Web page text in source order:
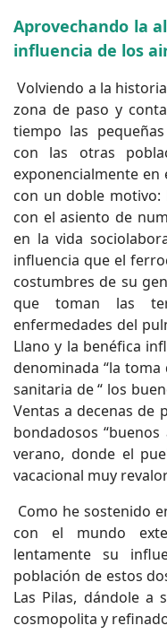
Aprovechando la
influencia de los
Volviendo a la
zona de paso y
tiempo las
con las otras
exponencialmente
con un doble motivo:
con el asiento de
en la vida
influencia que el
costumbres de su
que toman las
enfermedades del
Llano y la benéfica
denominada “la
sanitaria de “ los
Ventas a decenas de
bondadosos
verano, donde el
vacacional muy
Como he sostenido
con el mundo
lentamente su
población de estos
Las Pilas, dándole a
cosmopolita y